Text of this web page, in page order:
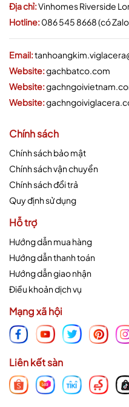
Địa chỉ:Vinhomes Riverside
Hotline:086 545 8668 (có
Email:
Website:gachbatco.com
Website:
Website:
Chính sách
Chính sách bảo mật
Chính sách vận chuyển
Chính sách đổi trả
Quy định sử dụng
Hỗ trợ
Hướng dẫn mua hàng
Hướng dẫn thanh toán
Hướng dẫn giao nhận
Điều khoản dịch vụ
Mạng xã hội
Liên kết sàn